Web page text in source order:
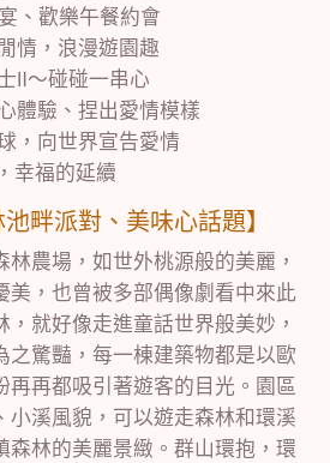
、歡樂午餐約會
情，浪漫遊園趣
Ⅱ～碰碰一串心
體驗、捏出愛情模樣
，向世界宣告愛情
福的延續
畔派對、美味心話題】
農場，如世外桃源般的美麗，
美，也曾被多部偶像劇看中來此
就好像走進童話世界般美妙，
之驚豔，每一棟建築物都是以歐
再再都吸引著遊客的目光。園區
小溪風貌，可以遊走森林和環溪
森林的美麗景緻。群山環抱，環